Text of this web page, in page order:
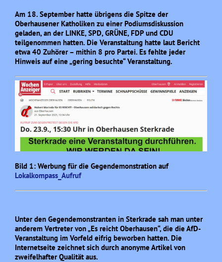
Am 18. September hatte übrigens die Spitze der
Oberhausener Katholiken zu einer Podiumsdiskussion
geladen, an der LINKE, SPD, GRÜNE, FDP und CDU
teilgenommen hatten. Die Veranstaltung hatte laut Bericht
etwa 40 Zuhörer – mithin 8 pro Partei. Es fehlte jeder
Hinweis auf eine „gering besuchte“ Veranstaltung.
Bild 1: Werbung für die Gegendemonstration auf
Lokalkompass_Aufruf
Unter den Gegendemonstranten in Sterkrade sah man unter
anderem Vertreter von „Es reicht Oberhausen“, die die AfD-
Veranstaltung im Vorfeld eifrig beworben hatten. Die
Internetseite zeichnet sich durch anonyme Artikel von
zweifelhafter Qualität aus.